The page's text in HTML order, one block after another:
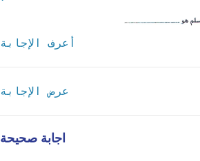
أعرف الإجابة
عرض الإجابة
اجابة صحيحة